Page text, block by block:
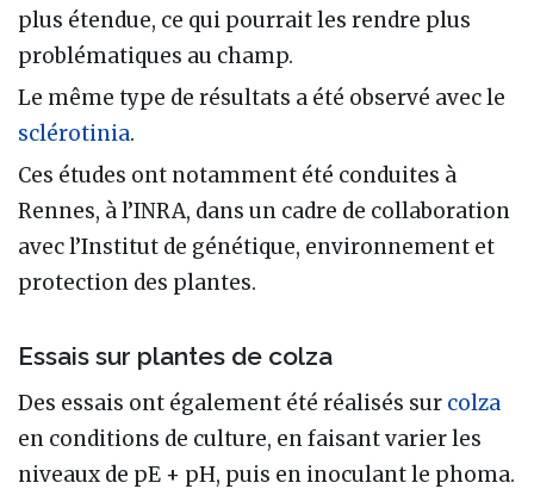
plus étendue, ce qui pourrait les rendre plus
problématiques au champ.
Le même type de résultats a été observé avec le
sclérotinia.
Ces études ont notamment été conduites à
Rennes, à l’INRA, dans un cadre de collaboration
avec l’Institut de génétique, environnement et
protection des plantes.
Essais sur plantes de colza
Des essais ont également été réalisés sur colza
en conditions de culture, en faisant varier les
niveaux de pE + pH, puis en inoculant le phoma.